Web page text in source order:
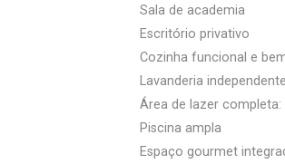
Sala de academia
Escritório privativo
Cozinha funcional e
Lavanderia independente
Área de lazer completa:
Piscina ampla
Espaço gourmet